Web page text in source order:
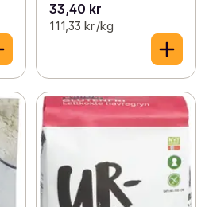
33,40 kr
111,33 kr /kg